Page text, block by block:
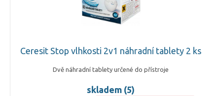
Ceresit Stop vlhkosti 2v1 náhradní tablety 2 ks
Dvě náhradní tablety určené do přístroje
skladem (5)